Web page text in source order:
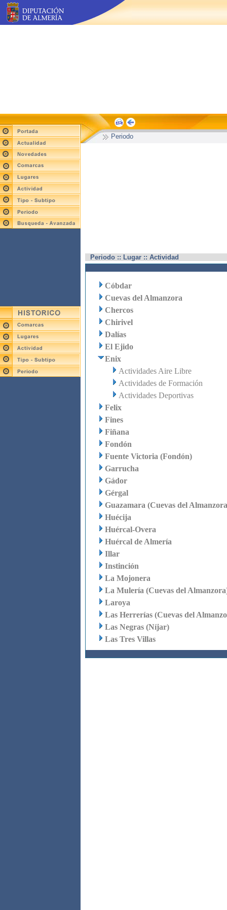
Periodo
Periodo :: Lugar :: Actividad
Cóbdar
Cuevas del Almanzora
Chercos
Chirivel
Dalías
El Ejido
Enix
Actividades Aire Libre
Actividades de Formación
Actividades Deportivas
Felix
Fines
Fiñana
Fondón
Fuente Victoria (Fondón)
Garrucha
Gádor
Gérgal
Guazamara (Cuevas del
Huécija
Huércal-Overa
Huércal de Almería
Illar
Instinción
La Mojonera
La Mulería (Cuevas del
Laroya
Las Herrerías (Cuevas del
Las Negras (Níjar)
Las Tres Villas